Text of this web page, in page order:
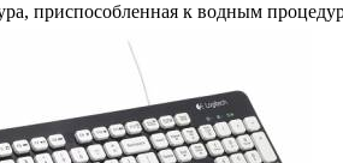
приспособленная к водным